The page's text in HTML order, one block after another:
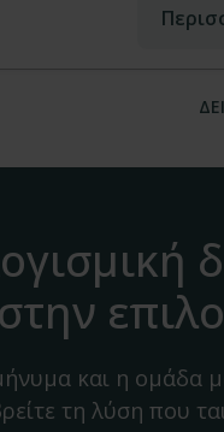
και η ομάδα
τη λύση που